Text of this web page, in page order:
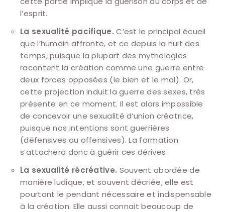
l’esprit.
La sexualité pacifique. C’est le principal écueil
que l’humain affronte, et ce depuis la nuit des
temps, puisque la plupart des mythologies
racontent la création comme une guerre entre
deux forces opposées (le bien et le mal). Or,
cette projection induit la guerre des sexes, très
présente en ce moment. Il est alors impossible
de concevoir une sexualité d’union créatrice,
puisque nos intentions sont guerrières
(défensives ou offensives). La formation
s’attachera donc à guérir ces dérives
La sexualité récréative. Souvent abordée de
manière ludique, et souvent décriée, elle est
pourtant le pendant nécessaire et indispensable
à la création. Elle aussi connait beaucoup de